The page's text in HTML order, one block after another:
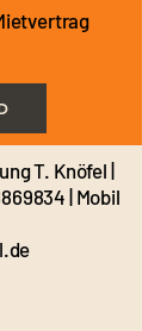
T. Knöfel |
| Mobil